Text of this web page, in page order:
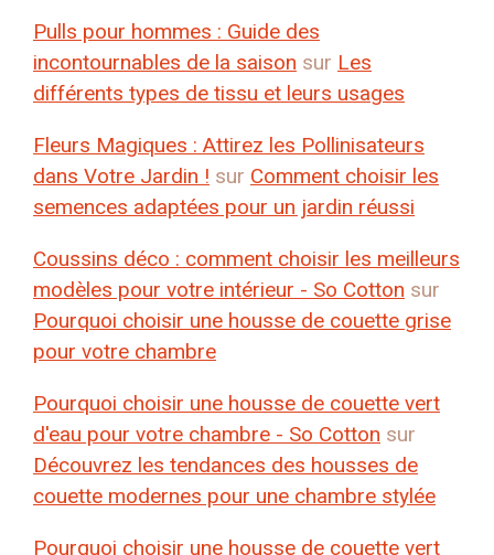
Pulls pour hommes : Guide des
incontournables de la saison sur Les
différents types de tissu et leurs usages
Fleurs Magiques : Attirez les Pollinisateurs
dans Votre Jardin ! sur Comment choisir les
semences adaptées pour un jardin réussi
Coussins déco : comment choisir les meilleurs
modèles pour votre intérieur - So Cotton sur
Pourquoi choisir une housse de couette grise
pour votre chambre
Pourquoi choisir une housse de couette vert
d'eau pour votre chambre - So Cotton sur
Découvrez les tendances des housses de
couette modernes pour une chambre stylée
Pourquoi choisir une housse de couette vert